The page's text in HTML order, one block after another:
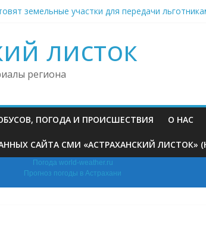
земельные участки для передачи
мультфильма под открытым небом
на пожаре младенцем умерли его брат и
листок
региона
ПОГОДА И ПРОИСШЕСТВИЯ О НАС
САЙТА СМИ «АСТРАХАНСКИЙ ЛИСТОК»
Погода world-weather.ru
Прогноз погоды в Астрахани